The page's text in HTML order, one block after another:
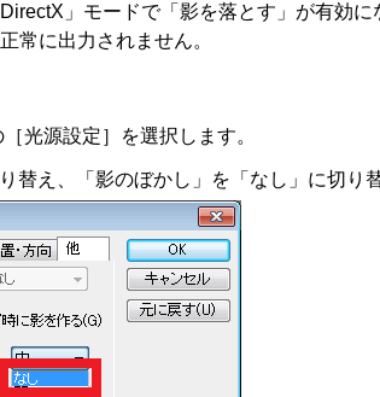
」モードで「影を落とす」が有効
常に出力されません。
光源設定］を選択します。
替え、「影のぼかし」を「なし」に切り